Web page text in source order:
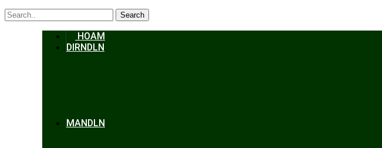
Search
HOAM
DIRNDLN
MANDLN